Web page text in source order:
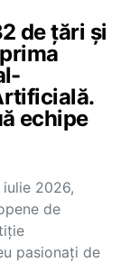
de țări și
echipe
2026,
de
pasionați de